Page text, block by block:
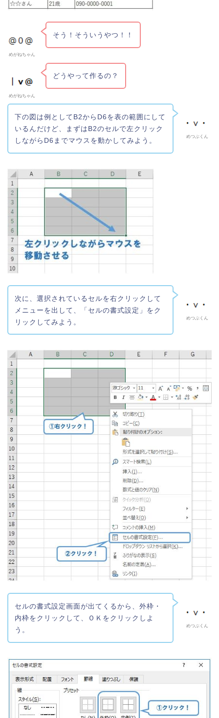
めがねちゃん
そう！そういうやつ！！
めがねちゃん
どうやって作るの？
めつぶくん
下の図は例としてB2からD6を表の範囲にして
いるんだけど、まずはB2のセルで左クリック
しながらD6までマウスを動かしてみよう。
めつぶくん
次に、選択されているセルを右クリックして
メニューを出して、「セルの書式設定」をク
リックしてみよう。
めつぶくん
セルの書式設定画面が出てくるから、外枠・
内枠をクリックして、ＯＫをクリックしよ
う。